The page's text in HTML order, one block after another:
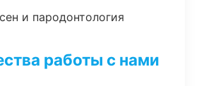
и пародонтология
работы с нами